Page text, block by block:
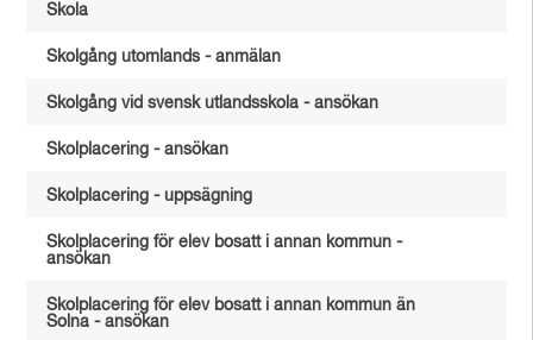
Skola
Skolgång utomlands - anmälan
Skolgång vid svensk utlandsskola - ansökan
Skolplacering - ansökan
Skolplacering - uppsägning
Skolplacering för elev bosatt i annan kommun -
ansökan
Skolplacering för elev bosatt i annan kommun än
Solna - ansökan